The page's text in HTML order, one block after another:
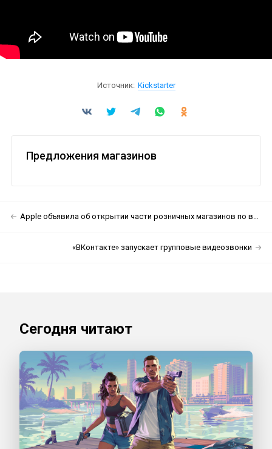
Источник: Kickstarter
Предложения магазинов
Apple объявила об открытии части розничных магазинов по всему миру
«ВКонтакте» запускает групповые видеозвонки
Сегодня читают